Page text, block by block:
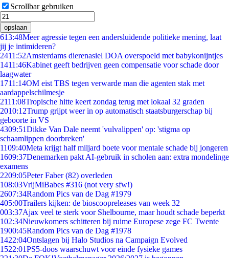
Scrollbar gebruiken
opslaan
613:48Meer agressie tegen een andersluidende politieke mening, laat
jij je intimideren?
2411:52Amsterdams dierenasiel DOA overspoeld met babykonijntjes
1411:46Kabinet geeft bedrijven geen compensatie voor schade door
laagwater
1711:14OM eist TBS tegen verwarde man die agenten stak met
aardappelschilmesje
2111:08Tropische hitte keert zondag terug met lokaal 32 graden
2010:12Trump grijpt weer in op automatisch staatsburgerschap bij
geboorte in VS
4309:51Dikke Van Dale neemt 'vulvalippen' op: 'stigma op
schaamlippen doorbreken'
1109:40Meta krijgt half miljard boete voor mentale schade bij jongeren
1609:37Denemarken pakt AI-gebruik in scholen aan: extra mondelinge
examens
2209:05Peter Faber (82) overleden
108:03VrijMiBabes #316 (not very sfw!)
2607:34Random Pics van de Dag #1979
405:00Trailers kijken: de bioscoopreleases van week 32
003:37Ajax veel te sterk voor Shelbourne, maar houdt schade beperkt
102:34Nieuwkomers schitteren bij ruime Europese zege FC Twente
1900:45Random Pics van de Dag #1978
1422:04Ontslagen bij Halo Studios na Campaign Evolved
1522:01PS5-doos waarschuwt voor einde fysieke games